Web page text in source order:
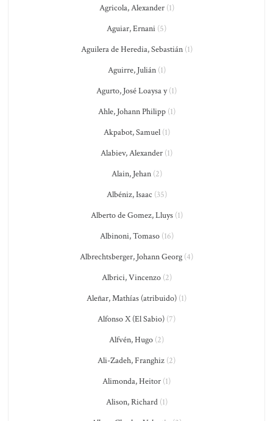
Agricola, Alexander(1)
Aguiar, Ernani (5)
Aguilera de Heredia, Sebastián(1)
Aguirre, Julián(1)
Agurto, José Loaysa y(1)
Ahle, Johann Philipp(1)
Akpabot, Samuel(1)
Alabiev, Alexander (1)
Alain, Jehan(2)
Albéniz, Isaac (35)
Alberto de Gomez, Lluys(1)
Albinoni, Tomaso(16)
Albrechtsberger, Johann Georg (4)
Albrici, Vincenzo(2)
Aleñar, Mathías (atribuido) (1)
Alfonso X (El Sabio) (7)
Alfvén, Hugo (2)
Ali-Zadeh, Franghiz (2)
Alimonda, Heitor (1)
Alison, Richard(1)